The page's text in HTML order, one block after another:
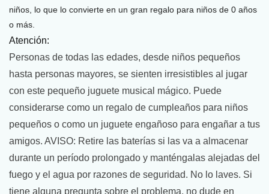
niños, lo que lo convierte en un gran regalo para niños de 0 años
o más.
Atención:
Personas de todas las edades, desde niños pequeños
hasta personas mayores, se sienten irresistibles al jugar
con este pequeño juguete musical mágico. Puede
considerarse como un regalo de cumpleaños para niños
pequeños o como un juguete engañoso para engañar a tus
amigos. AVISO: Retire las baterías si las va a almacenar
durante un período prolongado y manténgalas alejadas del
fuego y el agua por razones de seguridad. No lo laves. Si
tiene alguna pregunta sobre el problema, no dude en